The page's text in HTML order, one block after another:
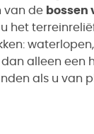
van de bossen
het
dan alleen een
als u van